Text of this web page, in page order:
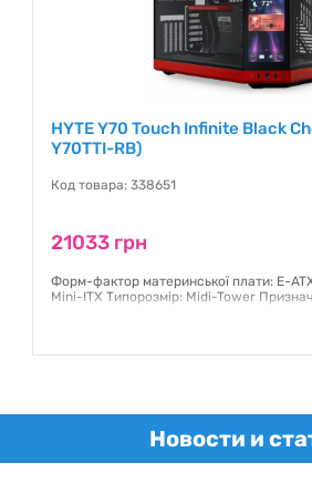
HYTE Y70 Touch Infinite Black
Y70TTI-RB)
Код товара: 338651
21033 грн
Форм-фактор материнської плати: E-
Mini-ITX Типорозмір: Midi-Tower
Новости и